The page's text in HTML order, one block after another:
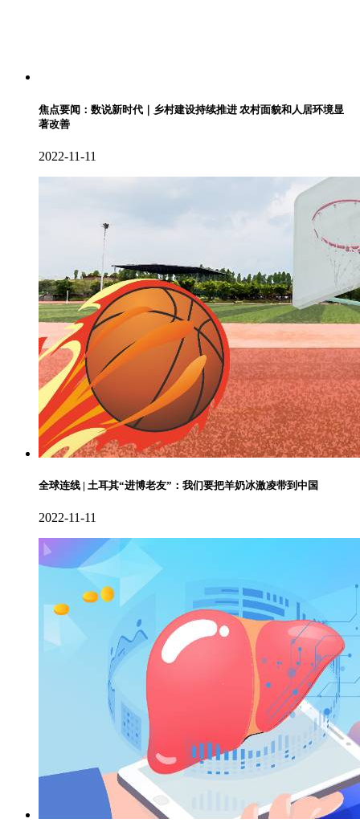
焦点要闻：数说新时代｜乡村建设持续推进 农村面貌和人居环境显
著改善
2022-11-11
全球连线 | 土耳其“进博老友”：我们要把羊奶冰激凌带到中国
2022-11-11